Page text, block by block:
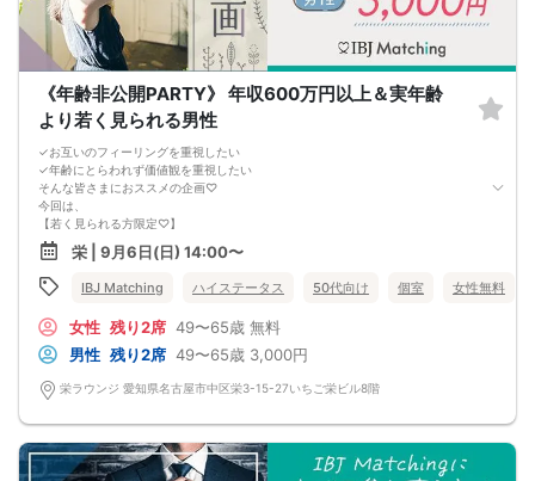
《年齢非公開PARTY》 年収600万円以上＆実年齢
より若く見られる男性
✓お互いのフィーリングを重視したい
✓年齢にとらわれず価値観を重視したい
そんな皆さまにおススメの企画♡
今回は、
【若く見られる方限定♡】
◆スタイルがいい
◆清潔感に気を付けている
◆肌がきれい、いつも笑顔で明るい性格 etc
年齢を知ることができるのは「マッチングしたお相手」のみ！
栄 | 9月6日(日) 14:00〜
IBJ Matching ハイステータス 50代向け 個室 女性無料
女性 残り2席 49〜65歳 無料
男性 残り2席 49〜65歳 3,000円
栄ラウンジ 愛知県名古屋市中区栄3-15-27いちご栄ビル8階